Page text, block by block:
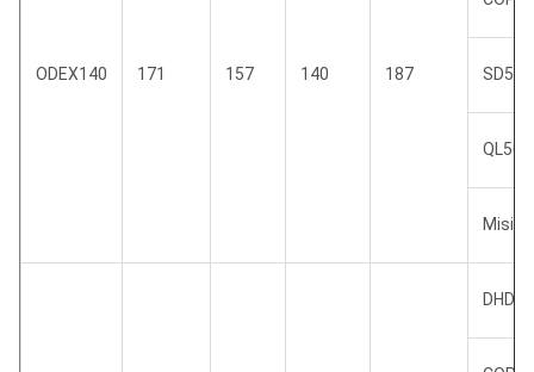
ODEX140 171 157 140 187 SD5
QL50
Misi